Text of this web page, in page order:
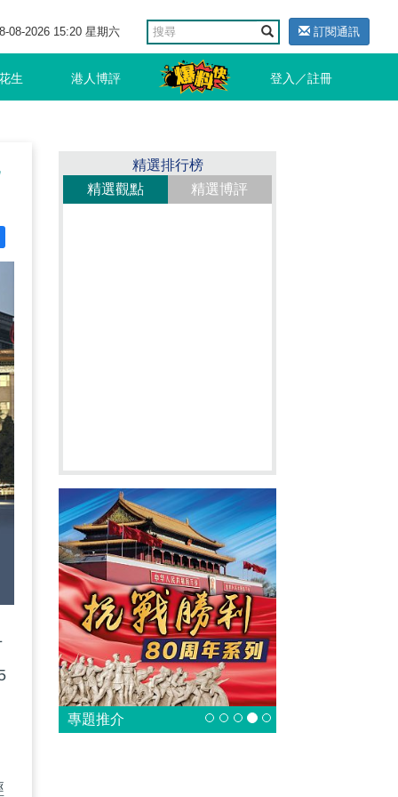
08-2026 15:20 星期六 訂閱通訊
生 港人博評 登入／註冊
精選排行榜
精選觀點
精選博評
專題推介